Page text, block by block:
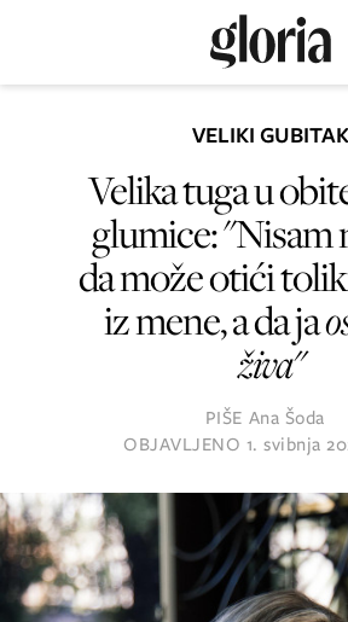
VELIKI GUBITAK
Velika tuga u
glumice: "Nisam
da može otići
iz mene, a da ja
živa"
PIŠE Ana Šoda
OBJAVLJENO 1. svibnja